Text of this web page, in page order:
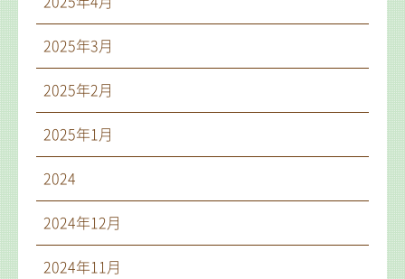
2025年3月
2025年2月
2025年1月
2024
2024年12月
2024年11月